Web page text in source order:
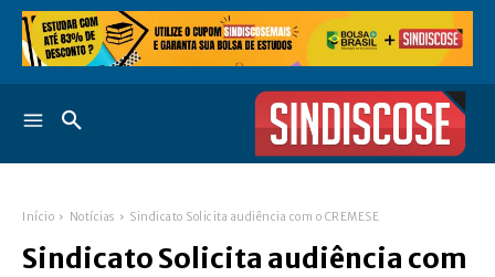
Início Notícias Sindicato Solicita audiência com o CREMESE
Sindicato Solicita audiência com